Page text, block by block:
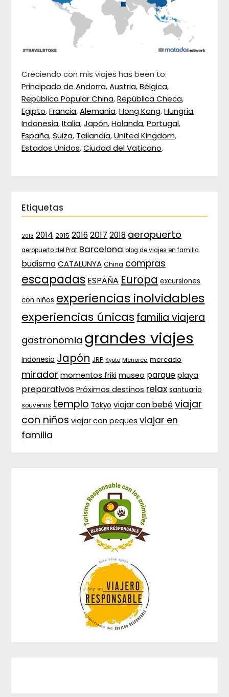
Creciendo con mis viajes has been to:
Principado de Andorra,Austria,Bélgica,
República Popular China,República Checa,
Egipto,Francia,Alemania,Hong Kong,Hungría,
Indonesia,Italia,Japón,Holanda,Portugal,
España,Suiza, Tailandia,United Kingdom,
Estados Unidos,Ciudad del Vaticano.
Etiquetas
2013 2014 2015 2016 2017 2018 aeropuerto
aeropuerto del Prat Barcelona blog de viajes en familia
budismo CATALUNYA China compras
escapadas ESPAÑA Europa excursiones
con niños experiencias inolvidables
experiencias únicas familia viajera
gastronomia grandes viajes
Indonesia Japón JRP Kyoto Menorca mercado
mirador momentos friki museo parque playa
preparativos Próximos destinos relax santuario
souvenirs templo Tokyo viajar con bebé viajar
con niños viajar con peques viajar en
familia